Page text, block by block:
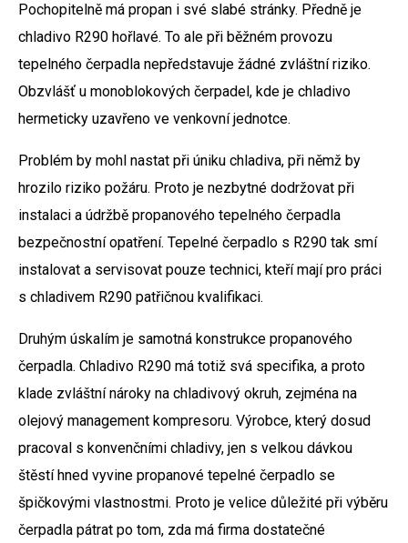
Pochopitelně má propan i své slabé stránky. Předně je
chladivo R290 hořlavé. To ale při běžném provozu
tepelného čerpadla nepředstavuje žádné zvláštní riziko.
Obzvlášť u monoblokových čerpadel, kde je chladivo
hermeticky uzavřeno ve venkovní jednotce.
Problém by mohl nastat při úniku chladiva, při němž by
hrozilo riziko požáru. Proto je nezbytné dodržovat při
instalaci a údržbě propanového tepelného čerpadla
bezpečnostní opatření. Tepelné čerpadlo s R290 tak smí
instalovat a servisovat pouze technici, kteří mají pro práci
s chladivem R290 patřičnou kvalifikaci.
Druhým úskalím je samotná konstrukce propanového
čerpadla. Chladivo R290 má totiž svá specifika, a proto
klade zvláštní nároky na chladivový okruh, zejména na
olejový management kompresoru. Výrobce, který dosud
pracoval s konvenčními chladivy, jen s velkou dávkou
štěstí hned vyvine propanové tepelné čerpadlo se
špičkovými vlastnostmi. Proto je velice důležité při výběru
čerpadla pátrat po tom, zda má firma dostatečné